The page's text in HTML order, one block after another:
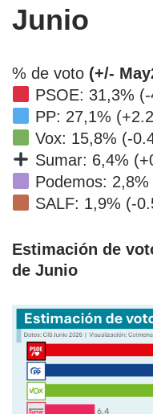
Junio
% de voto (+/-
PSOE: 31,3%
PP: 27,1%
Vox: 15,8% (-
Sumar: 6,4%
Podemos:
SALF: 1,9% (-
Estimación de
de Junio